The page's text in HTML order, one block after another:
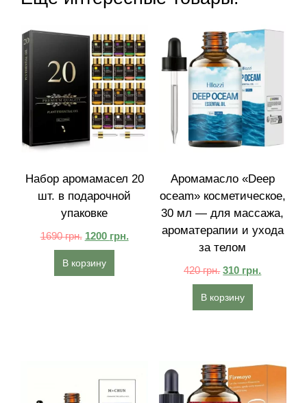
Набор аромамасел 20
шт. в подарочной
упаковке
1690грн. 1200 грн.
В корзину
Аромамасло «Deep
oceam» косметическое,
30 мл — для массажа,
ароматерапии и ухода
за телом
420грн. 310 грн.
В корзину